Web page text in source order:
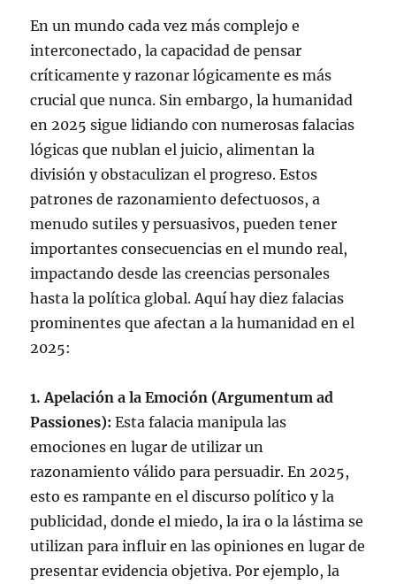
En un mundo cada vez más complejo e
interconectado, la capacidad de pensar
críticamente y razonar lógicamente es más
crucial que nunca. Sin embargo, la humanidad
en 2025 sigue lidiando con numerosas falacias
lógicas que nublan el juicio, alimentan la
división y obstaculizan el progreso. Estos
patrones de razonamiento defectuosos, a
menudo sutiles y persuasivos, pueden tener
importantes consecuencias en el mundo real,
impactando desde las creencias personales
hasta la política global. Aquí hay diez falacias
prominentes que afectan a la humanidad en el
2025:
1. Apelación a la Emoción (Argumentum ad
Passiones): Esta falacia manipula las
emociones en lugar de utilizar un
razonamiento válido para persuadir. En 2025,
esto es rampante en el discurso político y la
publicidad, donde el miedo, la ira o la lástima se
utilizan para influir en las opiniones en lugar de
presentar evidencia objetiva. Por ejemplo, la